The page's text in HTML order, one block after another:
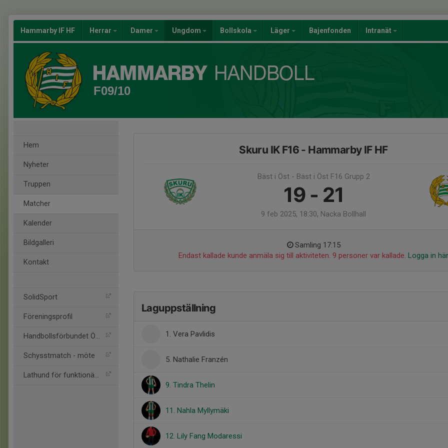
Hammarby IF HF Herrar Damer Ungdom Bollskola Läger Bajenfonden Intranät
F09/10
Hem
Nyheter
Truppen
Matcher
Kalender
Bildgalleri
Kontakt
SolidSport
Föreningsprofil
Handbollsförbundet Öst
Schysstmatch - möte
Lathund för funktionärer
Skuru IK F16 - Hammarby IF HF
Bäst i Öst - Bäst i Öst F16 Grupp 2
19 - 21
9 feb 2025, 18:30, Nacka Bollhall
Samling 17:15
Endast kallade kunde anmäla sig till aktiviteten. 9 personer var kallade. Logga in här
Laguppställning
1. Vera Pavlidis
5. Nathalie Franzén
9. Tindra Thelin
11. Nahla Myllymäki
12. Lily Fang Modaressi